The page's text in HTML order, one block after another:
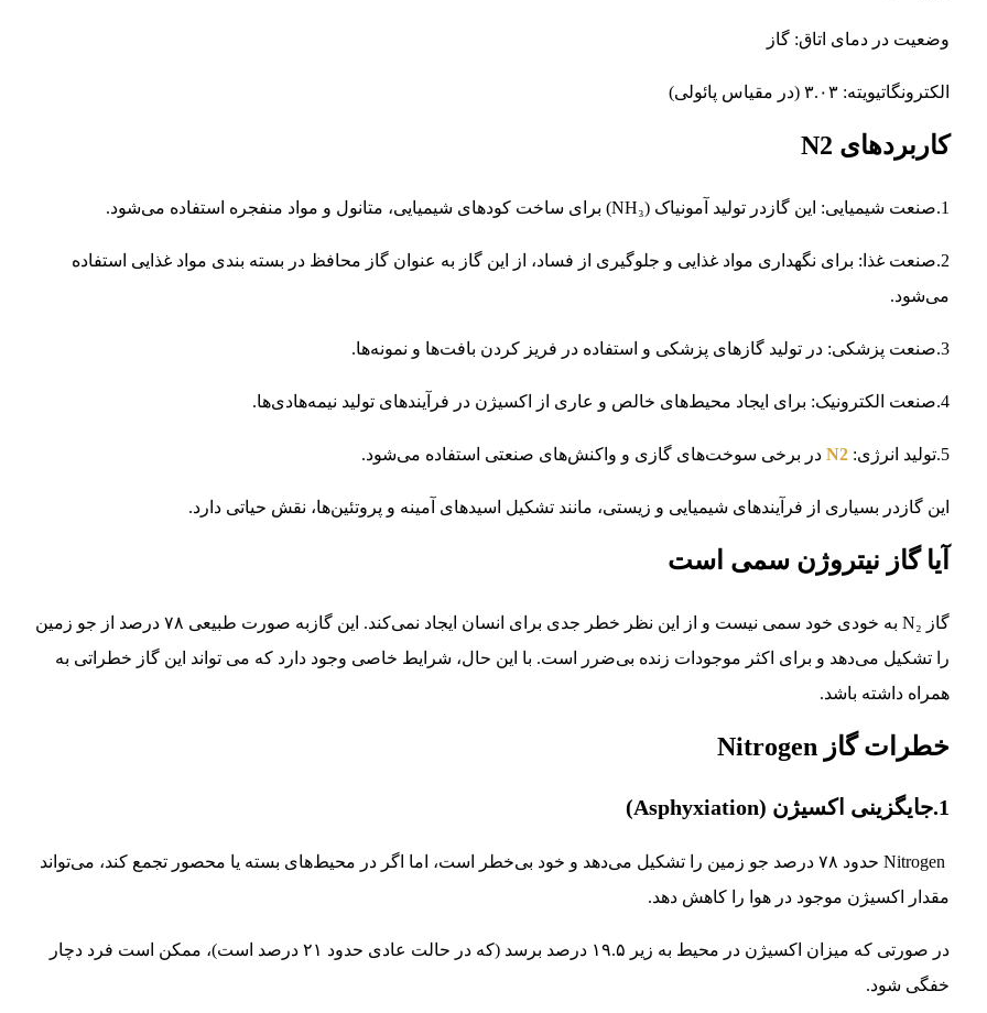
وضعیت در دمای اتاق: گاز
الکترونگاتیویته: ۳.۰۳ (در مقیاس پائولی)
کاربردهای N2
1.صنعت شیمیایی: این گازدر تولید آمونیاک (NH₃) برای ساخت کودهای شیمیایی، متانول و مواد منفجره استفاده می‌شود.
2.صنعت غذا: برای نگهداری مواد غذایی و جلوگیری از فساد، از این گاز به عنوان گاز محافظ در بسته‌ بندی مواد غذایی استفاده
می‌شود.
3.صنعت پزشکی: در تولید گازهای پزشکی و استفاده در فریز کردن بافت‌ها و نمونه‌ها.
4.صنعت الکترونیک: برای ایجاد محیط‌های خالص و عاری از اکسیژن در فرآیندهای تولید نیمه‌هادی‌ها.
5.تولید انرژی: N2در برخی سوخت‌های گازی و واکنش‌های صنعتی استفاده می‌شود.
این گازدر بسیاری از فرآیندهای شیمیایی و زیستی، مانند تشکیل اسیدهای آمینه و پروتئین‌ها، نقش حیاتی دارد.
آیا گاز نیتروژن سمی است
گاز N₂ به خودی خود سمی نیست و از این نظر خطر جدی برای انسان ایجاد نمی‌کند. این گازبه صورت طبیعی ۷۸ درصد از جو زمین
را تشکیل می‌دهد و برای اکثر موجودات زنده بی‌ضرر است. با این حال، شرایط خاصی وجود دارد که می ‌تواند این گاز خطراتی به
همراه داشته باشد.
خطرات گاز Nitrogen
1.جایگزینی اکسیژن (Asphyxiation)
Nitrogen حدود ۷۸ درصد جو زمین را تشکیل می‌دهد و خود بی‌خطر است، اما اگر در محیط‌های بسته یا محصور تجمع کند، می‌تواند
مقدار اکسیژن موجود در هوا را کاهش دهد.
در صورتی که میزان اکسیژن در محیط به زیر ۱۹.۵ درصد برسد (که در حالت عادی حدود ۲۱ درصد است)، ممکن است فرد دچار
خفگی شود.